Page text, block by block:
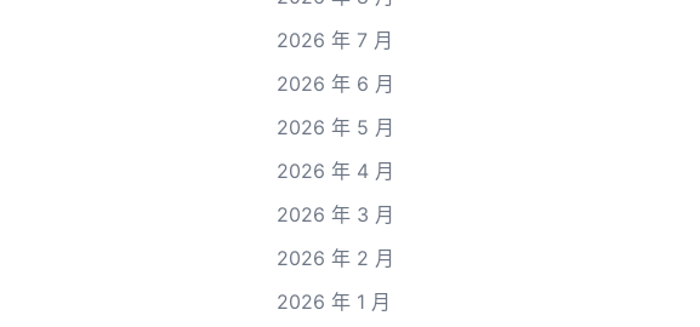
2026 年 7 月
2026 年 6 月
2026 年 5 月
2026 年 4 月
2026 年 3 月
2026 年 2 月
2026 年 1 月